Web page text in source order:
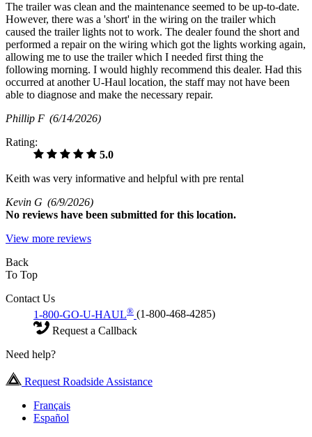
The trailer was clean and the maintenance seemed to be up-to-date.
However, there was a 'short' in the wiring on the trailer which
caused the trailer lights not to work. The dealer found the short and
performed a repair on the wiring which got the lights working again,
allowing me to use the trailer which I needed first thing the
following morning. I would highly recommend this dealer. Had this
occurred at another U-Haul location, the staff may not have been
able to diagnose and make the necessary repair.
Phillip F (6/14/2026)
Rating:
5.0
Keith was very informative and helpful with pre rental
Kevin G (6/9/2026)
No reviews have been submitted for this location.
View more reviews
Back
To Top
Contact Us
1-800-GO-U-HAUL® (1-800-468-4285)
Request a Callback
Need help?
Request Roadside Assistance
Français
Español